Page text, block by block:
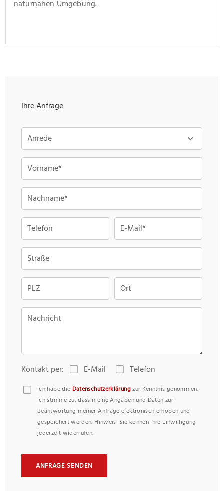
naturnahen Umgebung.
Ihre Anfrage
Anrede
Vorname*
Nachname*
Telefon E-Mail*
Straße
PLZ Ort
Nachricht
Kontakt per: E-Mail Telefon
Ich habe die Datenschutzerklärungzur Kenntnis genommen.
Ich stimme zu, dass meine Angaben und Daten zur
Beantwortung meiner Anfrage elektronisch erhoben und
gespeichert werden. Hinweis: Sie können Ihre Einwilligung
jederzeit widerrufen.
ANFRAGE SENDEN